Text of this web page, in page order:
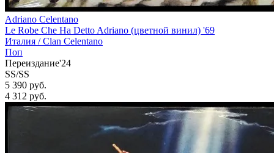
Adriano Celentano
Le Robe Che Ha Detto Adriano (цветной винил) '69
Италия /Clan Celentano
Поп
Переиздание'24
SS/SS
5 390 руб.
4 312 руб.